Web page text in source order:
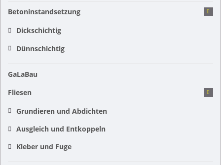
Betoninstandsetzung
Dickschichtig
Dünnschichtig
GaLaBau
Fliesen
Grundieren und Abdichten
Ausgleich und Entkoppeln
Kleber und Fuge